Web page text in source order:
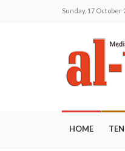
Sunday, 17 October
HOME